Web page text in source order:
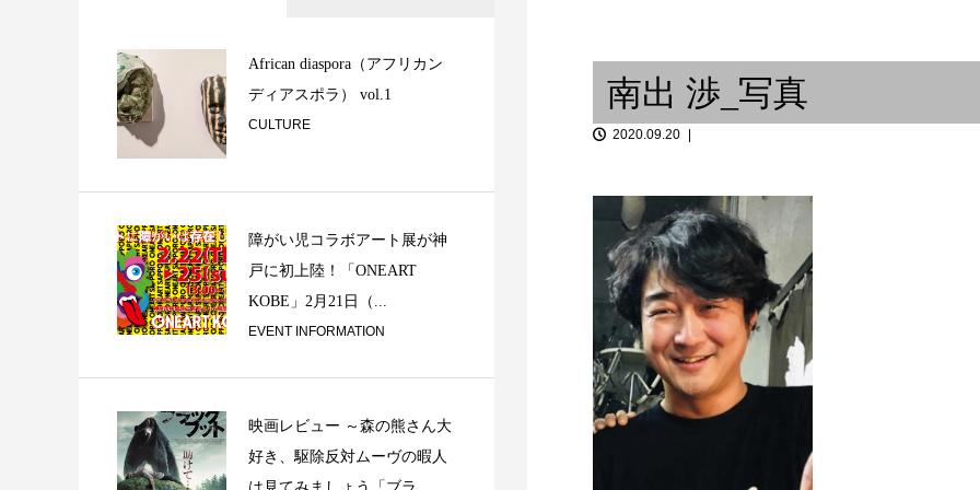
ス『レベティコ』/ F...
レコードジャケットと洋服 ② 何をみる、
「音談るつぼ」＃12 廣明輝一
さんと。
東川崎町・西出町 / 神戸に帰り
たい #1
南出 渉_写真
2020.09.20
African diaspora（アフリカン
ディアスポラ） vol.1
CULTURE
障がい児コラボアート展が神
戸に初上陸！「ONEART
KOBE」2月21日（...
EVENT INFORMATION
映画レビュー ～森の熊さん大
好き、駆除反対ムーヴの暇人